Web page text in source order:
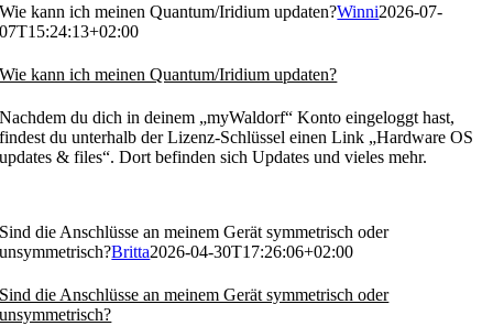
Wie kann ich meinen Quantum/Iridium updaten?Winni2026-07-
07T15:24:13+02:00
Wie kann ich meinen Quantum/Iridium updaten?
Nachdem du dich in deinem „myWaldorf“ Konto eingeloggt hast,
findest du unterhalb der Lizenz-Schlüssel einen Link „Hardware OS
updates & files“. Dort befinden sich Updates und vieles mehr.
Sind die Anschlüsse an meinem Gerät symmetrisch oder
unsymmetrisch?Britta2026-04-30T17:26:06+02:00
Sind die Anschlüsse an meinem Gerät symmetrisch oder
unsymmetrisch?